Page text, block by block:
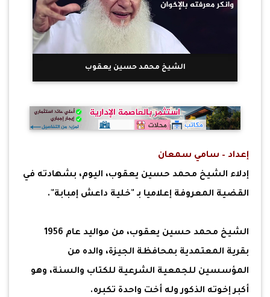
الشيخ محمد حسين يعقوب
إعداد – سامي سمعان
إدلاء الشيخ محمد حسين يعقوب، اليوم، بشهادته في
القضية المعروفة إعلاميا بـ "خلية داعش إمبابة".
الشيخ محمد حسين يعقوب، من مواليد عام 1956
بقرية المعتمدية بمحافظة الجيزة، والده من
المؤسسين للجمعية الشرعية للكتاب والسنة، وهو
أكبر إخوته الذكور وله أخت واحدة تكبره.